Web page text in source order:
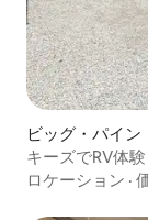
ビッグ・パイン
キーズでRV体
ロケーション ·